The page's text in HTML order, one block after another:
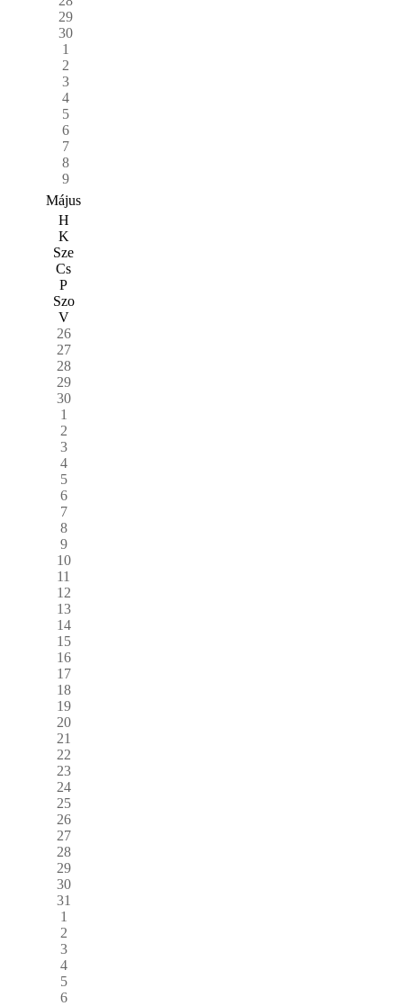
29
30
1
2
3
4
5
6
7
8
9
Május
H
K
Sze
Cs
P
Szo
V
26
27
28
29
30
1
2
3
4
5
6
7
8
9
10
11
12
13
14
15
16
17
18
19
20
21
22
23
24
25
26
27
28
29
30
31
1
2
3
4
5
6